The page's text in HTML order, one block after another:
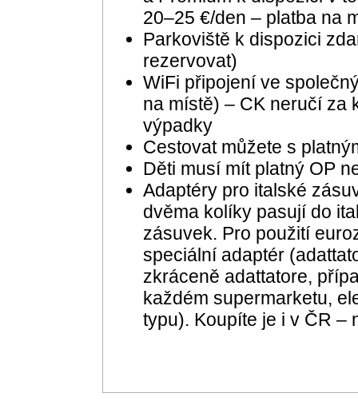
20–25 €/den – platba na
Parkoviště k dispozici
rezervovat)
WiFi připojení ve
na místě) – CK neručí za
výpadky
Cestovat můžete s
Děti musí mít platný OP
Adaptéry pro italské
dvěma kolíky pasují do
zásuvek. Pro použití
speciální adaptér
zkráceně adattatore,
každém supermarketu,
typu). Koupíte je i v ČR –